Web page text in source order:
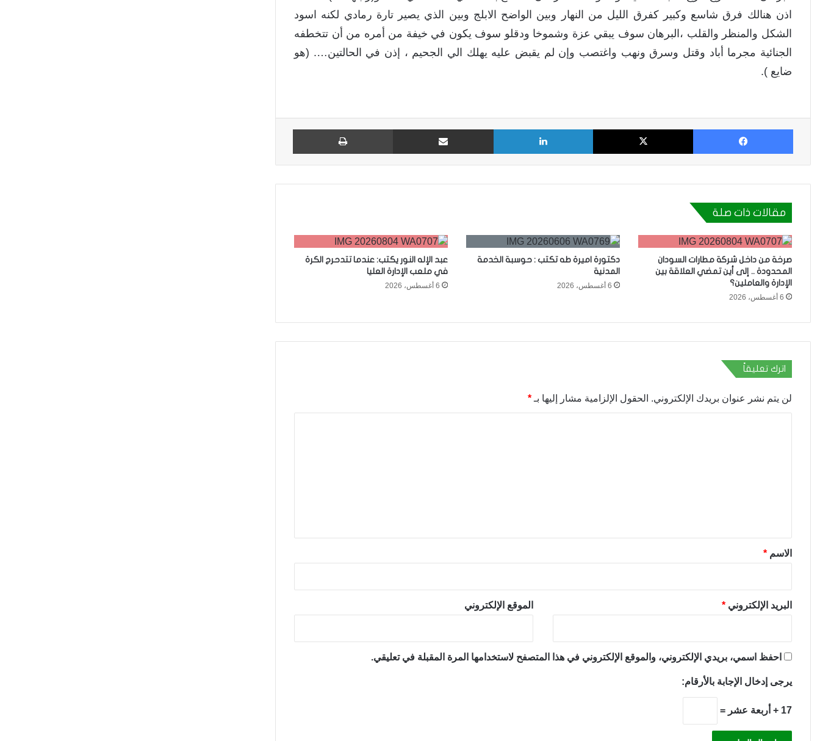
اذن هنالك فرق شاسع وكبير كفرق الليل من النهار وبين الواضح الابلج وبين الذي يصير تارة رمادي لكنه اسود
الشكل والمنظر والقلب ،البرهان سوف يبقي عزة وشموخا ودقلو سوف يكون في خيفة من أمره من أن تتخطفه
الجنائية مجرما أباد وقتل وسرق ونهب واغتصب وإن لم يقبض عليه يهلك الي الجحيم ، إذن في الحالتين…. (هو
ضايع ).
فيسبوك X لينكدإن مشاركة عبر البريد طباعة
مقالات ذات صلة
صرخة من داخل شركة مطارات السودان
المحدودة .. إلى أين تمضي العلاقة بين
الإدارة والعاملين؟
6 أغسطس، 2026
دكتورة اميرة طه تكتب : حوسبة الخدمة
المدنية
6 أغسطس، 2026
عبد الإله النور يكتب: عندما تتدحرج الكرة
في ملعب الإدارة العليا
6 أغسطس، 2026
اترك تعليقاً
لن يتم نشر عنوان بريدك الإلكتروني. الحقول الإلزامية مشار إليها بـ *
*الاسم *
البريد الإلكتروني * الموقع الإلكتروني
احفظ اسمي، بريدي الإلكتروني، والموقع الإلكتروني في هذا المتصفح لاستخدامها المرة المقبلة في تعليقي.
يرجى إدخال الإجابة بالأرقام:
17 + أربعة عشر =